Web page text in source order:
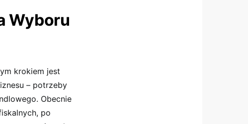
Wyboru
krokiem jest
– potrzeby
Obecnie
po